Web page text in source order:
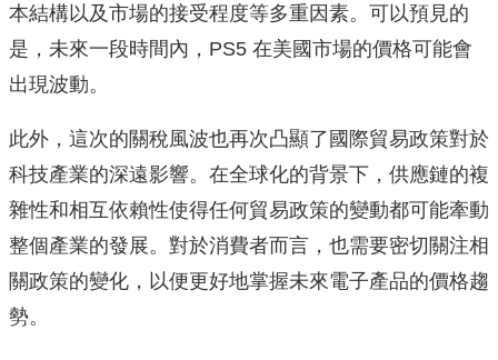
本結構以及市場的接受程度等多重因素。可以預見的
是，未來一段時間內，PS5 在美國市場的價格可能會
出現波動。
此外，這次的關稅風波也再次凸顯了國際貿易政策對於
科技產業的深遠影響。在全球化的背景下，供應鏈的複
雜性和相互依賴性使得任何貿易政策的變動都可能牽動
整個產業的發展。對於消費者而言，也需要密切關注相
關政策的變化，以便更好地掌握未來電子產品的價格趨
勢。